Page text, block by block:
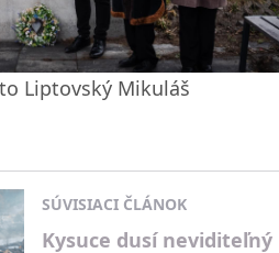
Liptovský Mikuláš
SÚVISIACI ČLÁNOK
Kysuce dusí neviditeľný